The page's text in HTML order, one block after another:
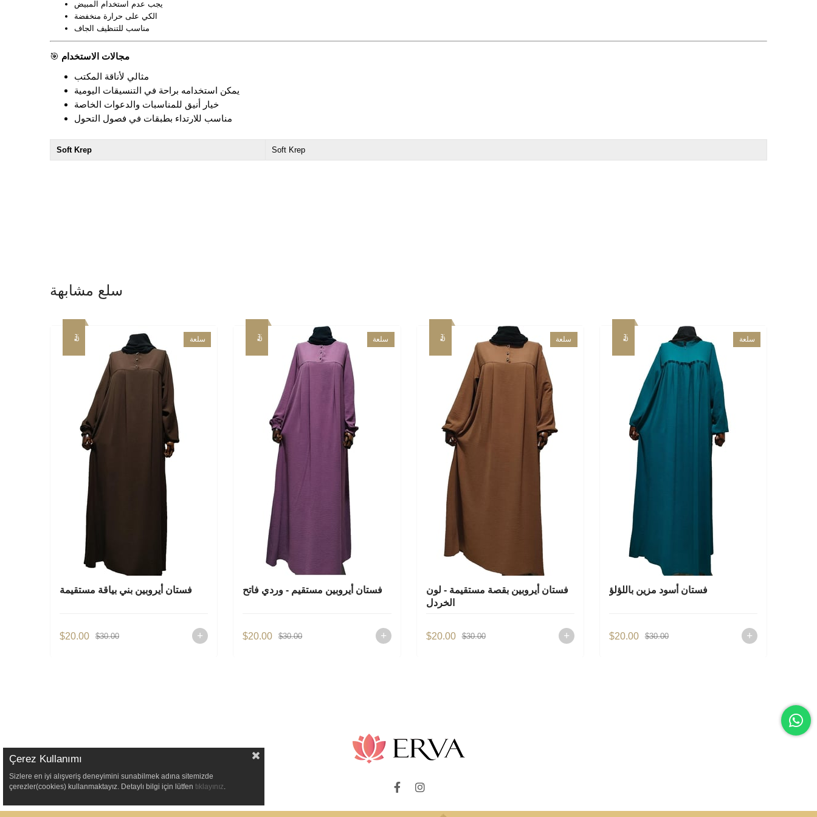
يجب عدم استخدام المبيض
الكي على حرارة منخفضة
مناسب للتنظيف الجاف
🎯 مجالات الاستخدام
مثالي لأناقة المكتب
يمكن استخدامه براحة في التنسيقات اليومية
خيار أنيق للمناسبات والدعوات الخاصة
مناسب للارتداء بطبقات في فصول التحول
Soft Krep Soft Krep
سلع مشابهة
فستان أيروبين بني بياقة مستقيمة
$20.00 $30.00
بيع
سلعة
فستان أيروبين مستقيم - وردي فاتح
$20.00 $30.00
بيع
سلعة
فستان أيروبين بقصة مستقيمة - لون
الخردل
$20.00 $30.00
بيع
سلعة
فستان أسود مزين باللؤلؤ
$20.00 $30.00
بيع
سلعة
Çerez Kullanımı
Sizlere en iyi alışveriş deneyimini sunabilmek adına sitemizde
çerezler(cookies) kullanmaktayız. Detaylı bilgi için lütfen tıklayınız.